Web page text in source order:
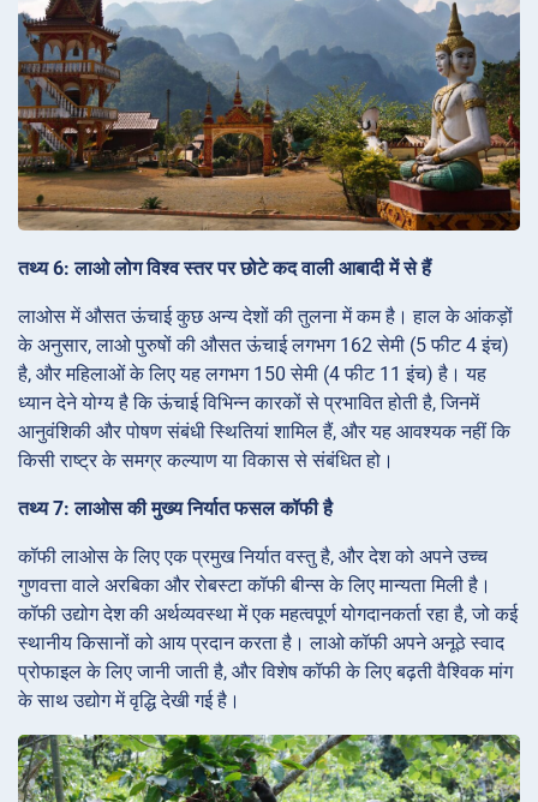
तथ्य 6: लाओ लोग विश्व स्तर पर छोटे कद वाली आबादी में से हैं
लाओस में औसत ऊंचाई कुछ अन्य देशों की तुलना में कम है। हाल के आंकड़ों
के अनुसार, लाओ पुरुषों की औसत ऊंचाई लगभग 162 सेमी (5 फीट 4 इंच)
है, और महिलाओं के लिए यह लगभग 150 सेमी (4 फीट 11 इंच) है। यह
ध्यान देने योग्य है कि ऊंचाई विभिन्न कारकों से प्रभावित होती है, जिनमें
आनुवंशिकी और पोषण संबंधी स्थितियां शामिल हैं, और यह आवश्यक नहीं कि
किसी राष्ट्र के समग्र कल्याण या विकास से संबंधित हो।
तथ्य 7: लाओस की मुख्य निर्यात फसल कॉफी है
कॉफी लाओस के लिए एक प्रमुख निर्यात वस्तु है, और देश को अपने उच्च
गुणवत्ता वाले अरबिका और रोबस्टा कॉफी बीन्स के लिए मान्यता मिली है।
कॉफी उद्योग देश की अर्थव्यवस्था में एक महत्वपूर्ण योगदानकर्ता रहा है, जो कई
स्थानीय किसानों को आय प्रदान करता है। लाओ कॉफी अपने अनूठे स्वाद
प्रोफाइल के लिए जानी जाती है, और विशेष कॉफी के लिए बढ़ती वैश्विक मांग
के साथ उद्योग में वृद्धि देखी गई है।